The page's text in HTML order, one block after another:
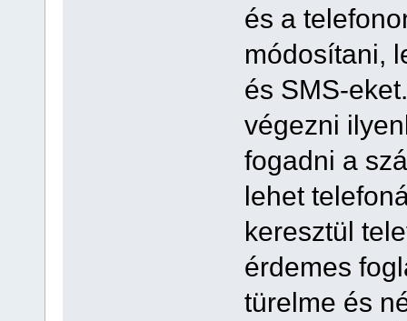
és a
módosítani,
és SMS-
végezni
fogadni a
lehet
keresztül
érdemes
türelme és